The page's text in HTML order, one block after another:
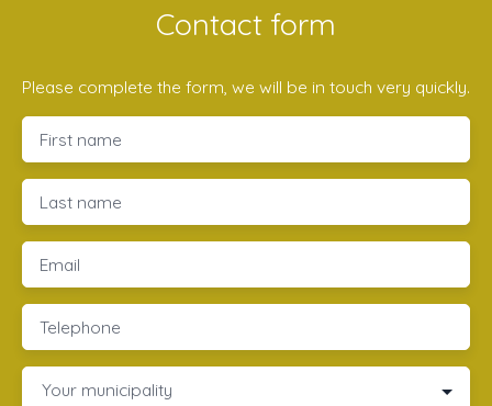
Contact form
Please complete the form, we will be in touch very quickly.
First name
Last name
Email
Telephone
Your municipality